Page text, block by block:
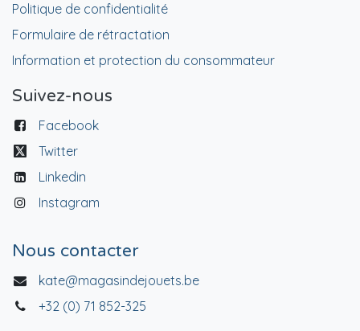
Politique de confidentialité
Formulaire de rétractation
Information et protection du consommateur
Suivez-nous
Facebook
Twitter
Linkedin
Instagram
Nous contacter
kate@magasindejouets.be
+32 (0) 71 852-325